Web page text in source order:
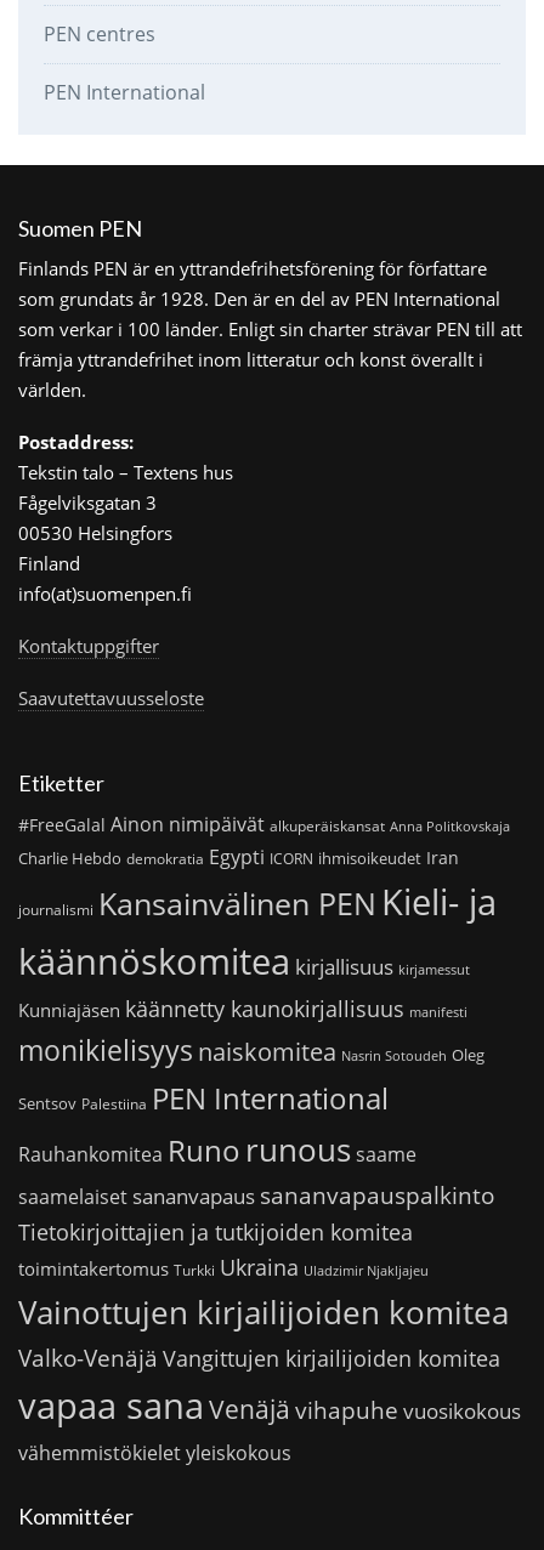
PEN centres
PEN International
Suomen PEN
Finlands PEN är en yttrandefrihetsförening för författare
som grundats år 1928. Den är en del av PEN International
som verkar i 100 länder. Enligt sin charter strävar PEN till att
främja yttrandefrihet inom litteratur och konst överallt i
världen.
Postaddress:
Tekstin talo – Textens hus
Fågelviksgatan 3
00530 Helsingfors
Finland
info(at)suomenpen.fi
Kontaktuppgifter
Saavutettavuusseloste
Etiketter
#FreeGalal Ainon nimipäivät alkuperäiskansat Anna Politkovskaja
Charlie Hebdo demokratia Egypti ICORN ihmisoikeudet Iran
journalismi Kansainvälinen PEN Kieli- ja
käännöskomitea kirjallisuus kirjamessut
Kunniajäsen käännetty kaunokirjallisuus manifesti
monikielisyys naiskomitea Nasrin Sotoudeh Oleg
Sentsov Palestiina PEN International
Rauhankomitea Runo runoussaame
saamelaiset sananvapaus sananvapauspalkinto
Tietokirjoittajien ja tutkijoiden komitea
toimintakertomus Turkki Ukraina Uladzimir Njakljajeu
Vainottujen kirjailijoiden komitea
Valko-Venäjä Vangittujen kirjailijoiden komitea
vapaa sana Venäjä vihapuhe vuosikokous
vähemmistökieletyleiskokous
Kommittéer